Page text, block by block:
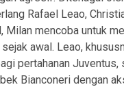
Rafael Leao,
Milan mencoba untuk
awal. Leao,
pertahanan Juventus,
Bianconeri dengan